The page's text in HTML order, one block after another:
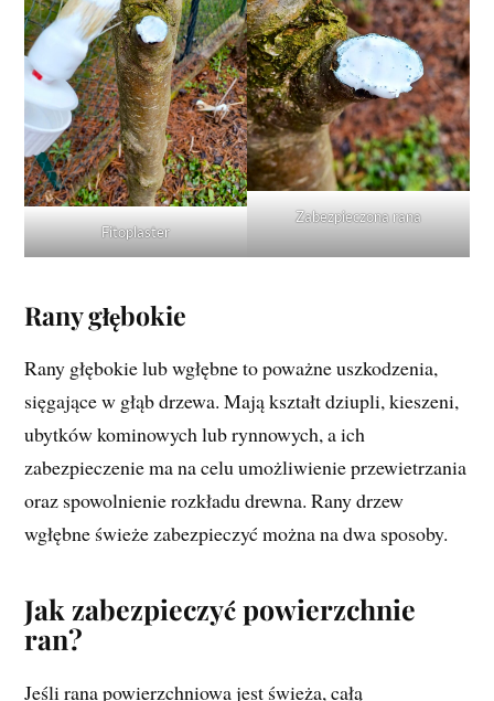
Fitoplaster
Zabezpieczona rana
Rany głębokie
Rany głębokie lub wgłębne to poważne uszkodzenia,
sięgające w głąb drzewa. Mają kształt dziupli, kieszeni,
ubytków kominowych lub rynnowych, a ich
zabezpieczenie ma na celu umożliwienie przewietrzania
oraz spowolnienie rozkładu drewna. Rany drzew
wgłębne świeże zabezpieczyć można na dwa sposoby.
Jak zabezpieczyć powierzchnie
ran?
Jeśli rana powierzchniowa jest świeża, całą